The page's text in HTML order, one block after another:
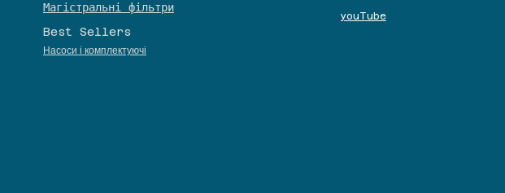
Магістральні фільтри
Best Sellers
Насоси і комплектуючі
youTube